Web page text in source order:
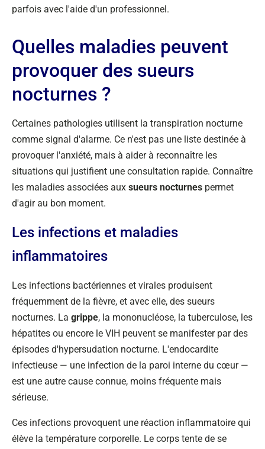
parfois avec l'aide d'un professionnel.
Quelles maladies peuvent
provoquer des sueurs
nocturnes ?
Certaines pathologies utilisent la transpiration nocturne
comme signal d'alarme. Ce n'est pas une liste destinée à
provoquer l'anxiété, mais à aider à reconnaître les
situations qui justifient une consultation rapide. Connaître
les maladies associées aux sueurs nocturnes permet
d'agir au bon moment.
Les infections et maladies
inflammatoires
Les infections bactériennes et virales produisent
fréquemment de la fièvre, et avec elle, des sueurs
nocturnes. La grippe, la mononucléose, la tuberculose, les
hépatites ou encore le VIH peuvent se manifester par des
épisodes d'hypersudation nocturne. L'endocardite
infectieuse — une infection de la paroi interne du cœur —
est une autre cause connue, moins fréquente mais
sérieuse.
Ces infections provoquent une réaction inflammatoire qui
élève la température corporelle. Le corps tente de se